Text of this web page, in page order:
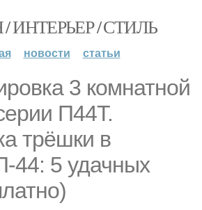
ИНТЕРЬЕР / СТИЛЬ
новости статьи
3 комнатной
П44Т.
трёшки в
44: 5 удачных